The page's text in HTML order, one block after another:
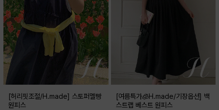
[허리핏조절/H.made] 스토퍼멜빵
원피스
[여름특가🧊H.made/기장옵션] 백
스트랩 베스트 원피스